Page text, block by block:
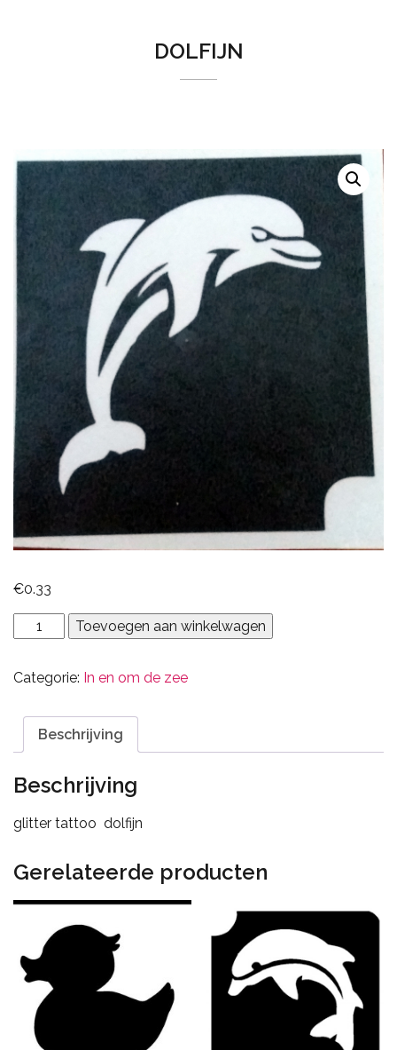
DOLFIJN
€0.33
dolfijn
aantal
Toevoegen aan winkelwagen
Categorie: In en om de zee
Beschrijving
Beschrijving
glitter tattoo dolfijn
Gerelateerde producten